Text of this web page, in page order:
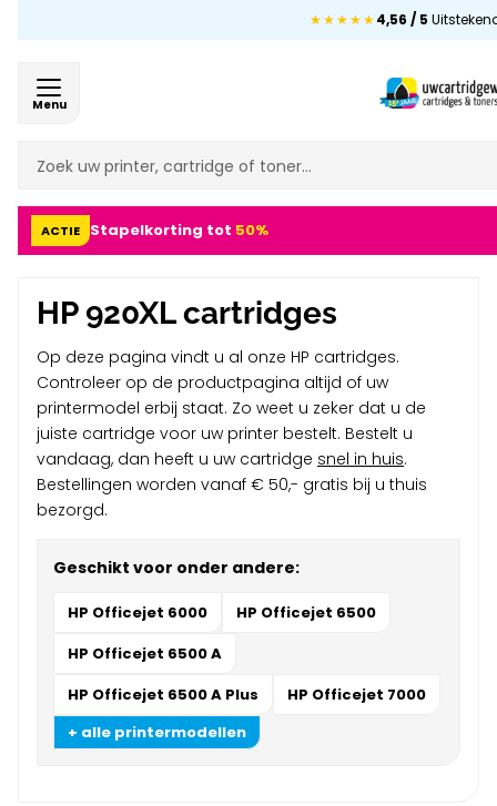
★★★★★4,56 / 5
Menu
ACTIE Stapelkorting tot 50%
HP 920XL cartridges
Op deze pagina vindt u al onze HP cartridges.
Controleer op de productpagina altijd of uw
printermodel erbij staat. Zo weet u zeker dat u de
juiste cartridge voor uw printer bestelt. Bestelt u
vandaag, dan heeft u uw cartridge snel in huis.
Bestellingen worden vanaf € 50,- gratis bij u thuis
bezorgd.
Geschikt voor onder andere:
HP Officejet 6000
HP Officejet 6500
HP Officejet 6500 A
HP Officejet 6500 A Plus
HP Officejet 7000
+ alle printermodellen